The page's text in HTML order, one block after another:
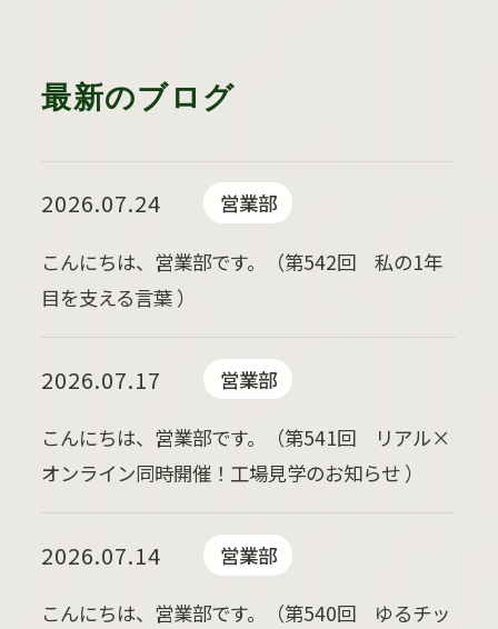
最新のブログ
2026.07.24 営業部
こんにちは、営業部です。（第542回 私の1年
目を支える言葉 ）
2026.07.17 営業部
こんにちは、営業部です。（第541回 リアル×
オンライン同時開催！工場見学のお知らせ ）
2026.07.14 営業部
こんにちは、営業部です。（第540回 ゆるチッ